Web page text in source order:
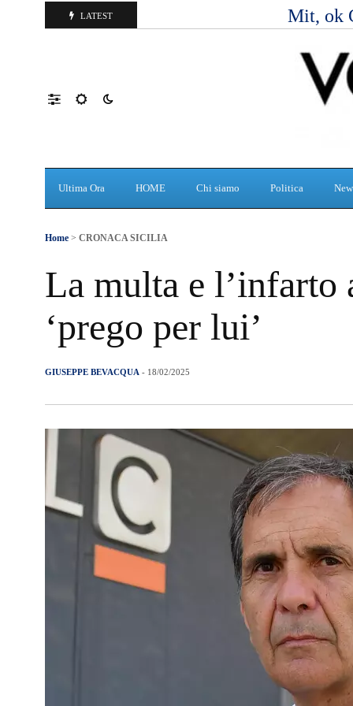
LATEST Mit, ok
Ultima Ora HOME Chi siamo Politica
Home > CRONACA SICILIA
La multa e l’infarto
‘prego per lui’
GIUSEPPE BEVACQUA - 18/02/2025